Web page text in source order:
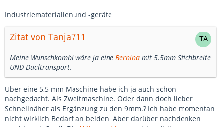
Industriematerialienund -geräte
Zitat von Tanja711
Meine Wunschkombi wäre ja eine Bernina mit 5.5mm Stichbreite
UND Dualtransport.
Über eine 5,5 mm Maschine habe ich ja auch schon
nachgedacht. Als Zweitmaschine. Oder dann doch lieber
Schnellnäher als Ergänzung zu den 9mm.? Ich habe momentan
nicht wirklich Bedarf an beiden. Aber darüber nachdenken